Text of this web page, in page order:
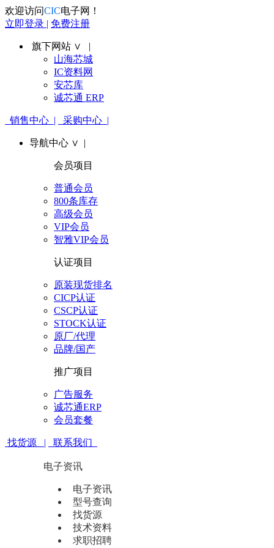
欢迎访问CIC电子网！
立即登录 | 免费注册
旗下网站 ∨ |
山海芯城
IC资料网
安芯库
诚芯通 ERP
销售中心 | 采购中心 |
导航中心 ∨ |
会员项目
普通会员
800条库存
高级会员
VIP会员
智雅VIP会员
认证项目
原装现货排名
CICP认证
CSCP认证
STOCK认证
原厂/代理
品牌/国产
推广项目
广告服务
诚芯通ERP
会员套餐
找货源 | 联系我们
电子资讯
电子资讯
型号查询
找货源
技术资料
求职招聘